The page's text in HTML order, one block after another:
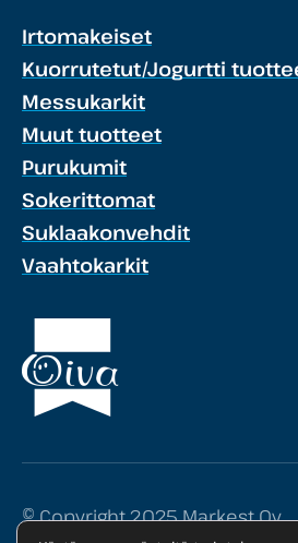
Irtomakeiset
Kuorrutetut/Jogurtti
Messukarkit
Muut tuotteet
Purukumit
Sokerittomat
Suklaakonvehdit
Vaahtokarkit
© Copyright 2025 Markest Oy